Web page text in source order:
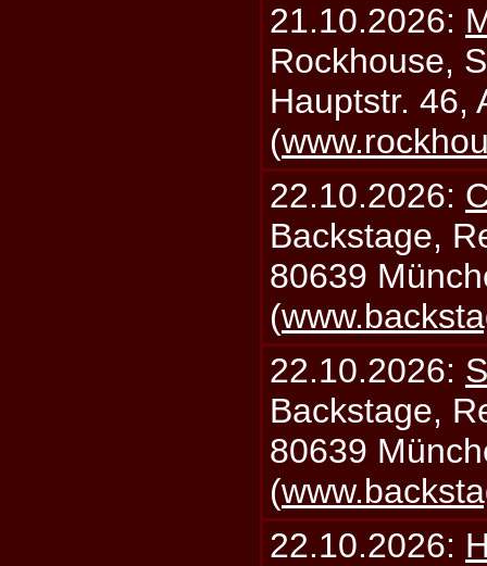
21.10.2026:
Rockhouse,
Hauptstr. 46,
(
22.10.2026:
Backstage,
80639
(
22.10.2026:
Backstage,
80639
(
22.10.2026: